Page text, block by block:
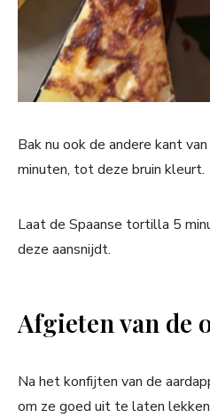
Bak nu ook de andere kant
minuten, tot deze bruin kleurt.
Laat de Spaanse tortilla 5
deze aansnijdt.
Afgieten van de
Na het konfijten van de
om ze goed uit te laten